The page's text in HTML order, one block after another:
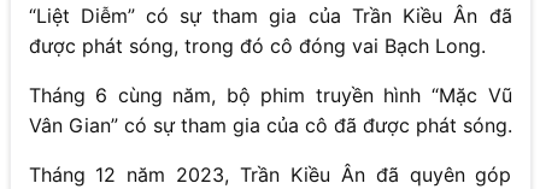
“Liệt Diễm” có sự tham gia của Trần Kiều Ân đã
được phát sóng, trong đó cô đóng vai Bạch Long.
Tháng 6 cùng năm, bộ phim truyền hình “Mặc Vũ
Vân Gian” có sự tham gia của cô đã được phát sóng.
Tháng 12 năm 2023, Trần Kiều Ân đã quyên góp